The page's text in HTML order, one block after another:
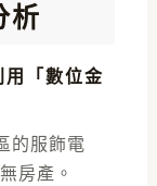
析
「數位金
的服飾電
房產。